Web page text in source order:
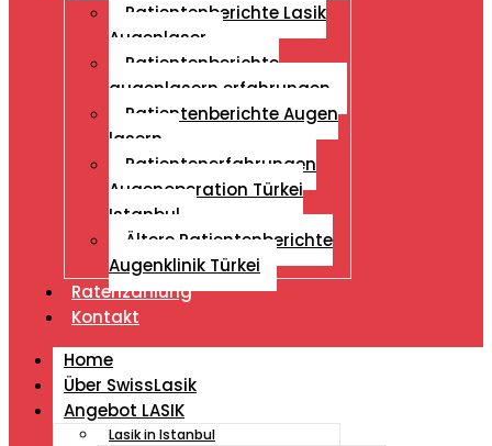
Patientenberichte Lasik
Augenlaser
Patientenberichte
augenlasern erfahrungen
Patientenberichte Augen
lasern
Patientenerfahrungen
Augenoperation Türkei
Istanbul
Ältere Patientenberichte
Augenklinik Türkei
Ratenzahlung
Kontakt
Home
Über SwissLasik
Angebot LASIK
Lasik in Istanbul